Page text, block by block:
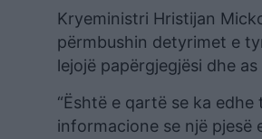
Kryeministri Hristijan
përmbushin detyrimet e
lejojë papërgjegjësi dhe
“Është e qartë se ka
informacione se një pjesë